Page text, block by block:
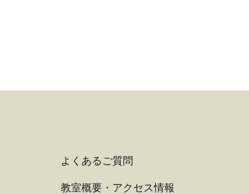
よくあるご質問
教室概要・アクセス情報